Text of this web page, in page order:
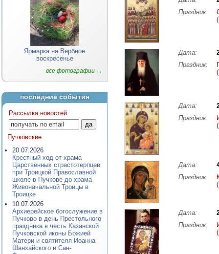
Ярмарка на Вербное
воскресенье
все фотографии →
последние события
Рассылка новостей
Пучковские
20.07.2026
Крестный ход от храма
Царственных страстотерпцев
при Троицкой Православной
школе в Пучкове до храма
Живоначальной Троицы в
Троицке
10.07.2026
Архиерейское богослужение в
Пучково в день Престольного
праздника в честь Казанской
Пучковской иконы Божией
Матери и святителя Иоанна
Шанхайского и Сан-
Праздник:
Дата:
Праздник:
Дата:
Праздник:
Дата:
Праздник:
Дата:
Праздник: